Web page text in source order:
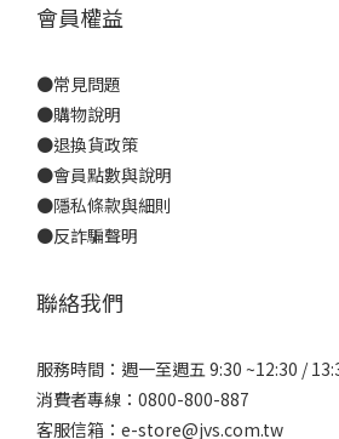
會員權益
●常見問題
●購物說明
●退換貨政策
●會員點數與說明
●隱私條款與細則
●反詐騙聲明
聯絡我們
服務時間：週一至週五 9:30 ~12:30 /
消費者專線：0800-800-887
客服信箱：e-store@jvs.com.tw